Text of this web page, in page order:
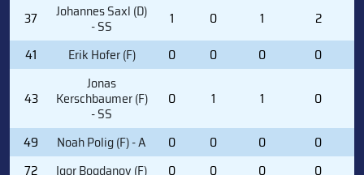
37 Johannes Saxl (D)
- SS 1 0 1
2
41
Erik Hofer (F) 0 0 0 0
43
Jonas
Kerschbaumer (F)
- SS
0 1 1 0
49 Noah Polig (F) - A 0 0 0
0
72
Igor Bogdanov (F) 0 0 0 0